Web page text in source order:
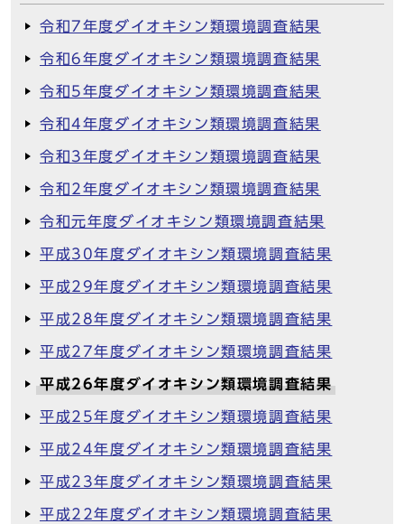
令和7年度ダイオキシン類環境調査結果
令和6年度ダイオキシン類環境調査結果
令和5年度ダイオキシン類環境調査結果
令和4年度ダイオキシン類環境調査結果
令和3年度ダイオキシン類環境調査結果
令和2年度ダイオキシン類環境調査結果
令和元年度ダイオキシン類環境調査結果
平成30年度ダイオキシン類環境調査結果
平成29年度ダイオキシン類環境調査結果
平成28年度ダイオキシン類環境調査結果
平成27年度ダイオキシン類環境調査結果
平成26年度ダイオキシン類環境調査結果
平成25年度ダイオキシン類環境調査結果
平成24年度ダイオキシン類環境調査結果
平成23年度ダイオキシン類環境調査結果
平成22年度ダイオキシン類環境調査結果